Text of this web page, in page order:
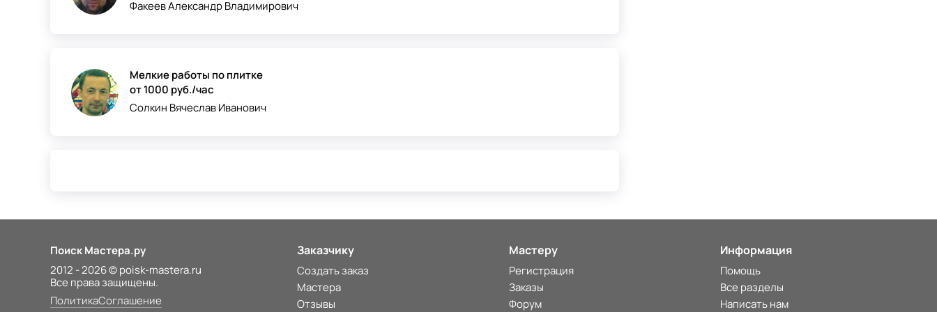
Факеев Александр Владимирович
Мелкие работы по плитке
от 1000 руб./час
Солкин Вячеслав Иванович
Поиск Мастера.ру
2012 - 2026 © poisk-mastera.ru
Все права защищены.
ПолитикаСоглашение
Заказчику
Создать заказ
Мастера
Отзывы
Мастеру
Регистрация
Заказы
Форум
Информация
Помощь
Все разделы
Написать нам